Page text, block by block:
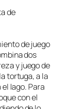
de
de juego
dos
y juego de
tortuga, a la
lago. Para
con el